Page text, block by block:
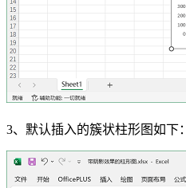
3、默认插入的簇状柱形图如下：